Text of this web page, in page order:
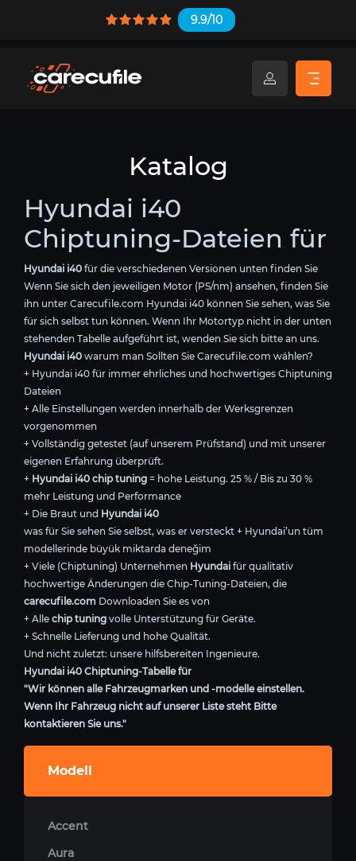
9.9/10
Katalog
Hyundai i40
Chiptuning-Dateien für
Hyundai i40 für die verschiedenen Versionen unten finden Sie
Wenn Sie sich den jeweiligen Motor (PS/nm) ansehen, finden Sie
ihn unter Carecufile.com Hyundai i40 können Sie sehen, was Sie
für sich selbst tun können. Wenn Ihr Motortyp nicht in der unten
stehenden Tabelle aufgeführt ist, wenden Sie sich bitte an uns.
Hyundai i40 warum man Sollten Sie Carecufile.com wählen?
+ Hyundai i40 für immer ehrliches und hochwertiges Chiptuning
Dateien
+ Alle Einstellungen werden innerhalb der Werksgrenzen
vorgenommen
+ Vollständig getestet (auf unserem Prüfstand) und mit unserer
eigenen Erfahrung überprüft.
+ Hyundai i40 chip tuning = hohe Leistung. 25 % / Bis zu 30 %
mehr Leistung und Performance
+ Die Braut und Hyundai i40
was für Sie sehen Sie selbst, was er versteckt + Hyundai’un tüm
modellerinde büyük miktarda deneğim
+ Viele (Chiptuning) Unternehmen Hyundai für qualitativ
hochwertige Änderungen die Chip-Tuning-Dateien, die
carecufile.com Downloaden Sie es von
+ Alle chip tuning volle Unterstützung für Geräte.
+ Schnelle Lieferung und hohe Qualität.
Und nicht zuletzt: unsere hilfsbereiten Ingenieure.
Hyundai i40 Chiptuning-Tabelle für
"Wir können alle Fahrzeugmarken und -modelle einstellen.
Wenn Ihr Fahrzeug nicht auf unserer Liste steht Bitte
kontaktieren Sie uns."
Modell
Accent
Aura